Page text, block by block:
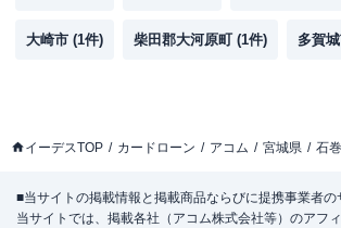
大崎市 (1件) 柴田郡大河原町 (1件) 多賀
イーデスTOP カードローン アコム 宮城県 石
■当サイトの掲載情報と掲載商品ならびに提携事業者の
当サイトでは、掲載各社（アコム株式会社等）のアフ